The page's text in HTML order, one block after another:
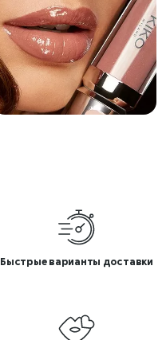
Быстрые варианты доставки